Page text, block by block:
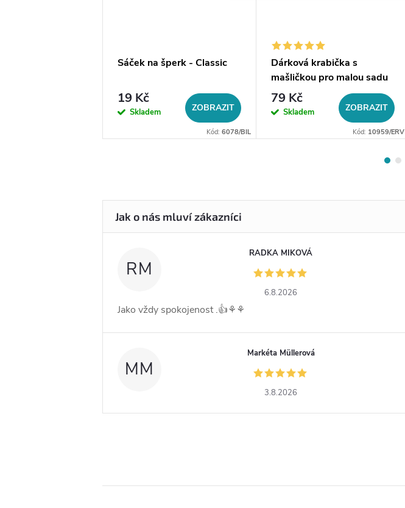
Sáček na šperk - Classic
19 Kč
Skladem ZOBRAZIT
Kód: 6078/BIL
Dárková krabička s
mašličkou pro malou sadu
šperků
79 Kč
Skladem ZOBRAZIT
Kód: 10959/ERV
RM
RADKA MIKOVÁ
6.8.2026
Jako vždy spokojenost .👍⚘️⚘️
MM
Markéta Müllerová
3.8.2026